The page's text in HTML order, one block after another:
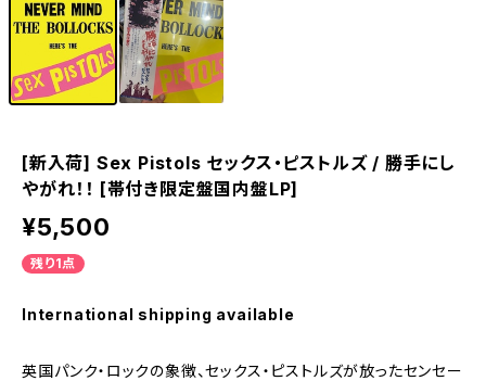
[新入荷] Sex Pistols セックス・ピストルズ / 勝手にし
やがれ！！ [帯付き限定盤国内盤LP]
¥5,500
残り1点
International shipping available
英国パンク・ロックの象徴、セックス・ピストルズが放ったセンセー